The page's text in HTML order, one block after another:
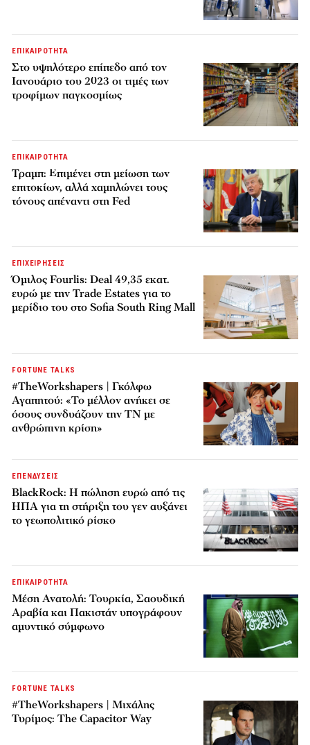
ΕΠΙΚΑΙΡΟΤΗΤΑ
Στο υψηλότερο επίπεδο από τον
Ιανουάριο του 2023 οι τιμές των
τροφίμων παγκοσμίως
ΕΠΙΚΑΙΡΟΤΗΤΑ
Τραμπ: Επιμένει στη μείωση των
επιτοκίων, αλλά χαμηλώνει τους
τόνους απέναντι στη Fed
ΕΠΙΧΕΙΡΗΣΕΙΣ
Όμιλος Fourlis: Deal 49,35 εκατ.
ευρώ με την Trade Estates για το
μερίδιο του στο Sofia South Ring Mall
FORTUNE TALKS
#TheWorkshapers | Γκόλφω
Αγαπητού: «Το μέλλον ανήκει σε
όσους συνδυάζουν την ΤΝ με
ανθρώπινη κρίση»
ΕΠΕΝΔΥΣΕΙΣ
BlackRock: Η πώληση ευρώ από τις
ΗΠΑ για τη στήριξη του γεν αυξάνει
το γεωπολιτικό ρίσκο
ΕΠΙΚΑΙΡΟΤΗΤΑ
Μέση Ανατολή: Τουρκία, Σαουδική
Αραβία και Πακιστάν υπογράφουν
αμυντικό σύμφωνο
FORTUNE TALKS
#TheWorkshapers | Μιχάλης
Τυρίμος: The Capacitor Way